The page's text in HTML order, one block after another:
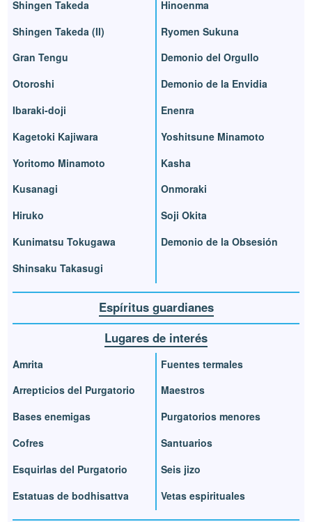
Shingen Takeda
Shingen Takeda (II)
Gran Tengu
Otoroshi
Ibaraki-doji
Kagetoki Kajiwara
Yoritomo Minamoto
Kusanagi
Hiruko
Kunimatsu Tokugawa
Shinsaku Takasugi
Hinoenma
Ryomen Sukuna
Demonio del Orgullo
Demonio de la Envidia
Enenra
Yoshitsune Minamoto
Kasha
Onmoraki
Soji Okita
Demonio de la Obsesión
Espíritus guardianes
Lugares de interés
Amrita
Arrepticios del Purgatorio
Bases enemigas
Cofres
Esquirlas del Purgatorio
Estatuas de bodhisattva
Fuentes termales
Maestros
Purgatorios menores
Santuarios
Seis jizo
Vetas espirituales